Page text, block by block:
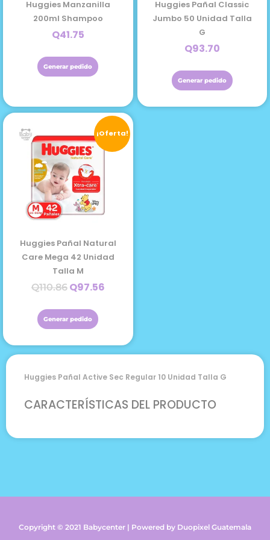
Huggies Pañal Active Sec Regular 10 Unidad Talla G
CARACTERÍSTICAS DEL PRODUCTO
Huggies Manzanilla
200ml Shampoo
Q41.75
Generar pedido
Huggies Pañal Classic
Jumbo 50 Unidad Talla
G
Q93.70
Generar pedido
¡Oferta!
Huggies Pañal Natural
Care Mega 42 Unidad
Talla M
Q110.86
precio
original
era:
Q110.86.
Q97.56
precio
actual
Generar pedido
Copyright © 2021 Babycenter | Powered by Duopixel Guatemala